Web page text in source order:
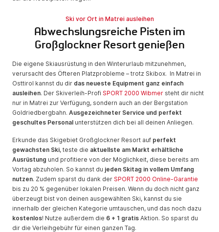
Ski vor Ort in Matrei ausleihen
Abwechslungsreiche Pisten im
Großglockner Resort genießen
Die eigene Skiausrüstung in den Winterurlaub mitzunehmen,
verursacht des Öfteren Platzprobleme – trotz Skibox. In Matrei in
Osttirol kannst du dir das neueste Equipment ganz einfach
ausleihen. Der Skiverleih-Profi SPORT 2000 Wibmer steht dir nicht
nur in Matrei zur Verfügung, sondern auch an der Bergstation
Goldriedbergbahn. Ausgezeichneter Service und perfekt
geschultes Personal unterstützen dich bei all deinen Anliegen.
Erkunde das Skigebiet Großglockner Resort auf perfekt
gewachsten Ski, teste die aktuellste am Markt erhältliche
Ausrüstung und profitiere von der Möglichkeit, diese bereits am
Vortag abzuholen. So kannst du jeden Skitag in vollem Umfang
nutzen. Zudem sparst du dank der SPORT 2000 Online-Garantie
bis zu 20 % gegenüber lokalen Preisen. Wenn du doch nicht ganz
überzeugt bist von deinen ausgewählten Ski, kannst du sie
innerhalb der gleichen Kategorie umtauschen, und das noch dazu
kostenlos! Nutze außerdem die 6 + 1 gratis Aktion. So sparst du
dir die Verleihgebühr für einen ganzen Tag.